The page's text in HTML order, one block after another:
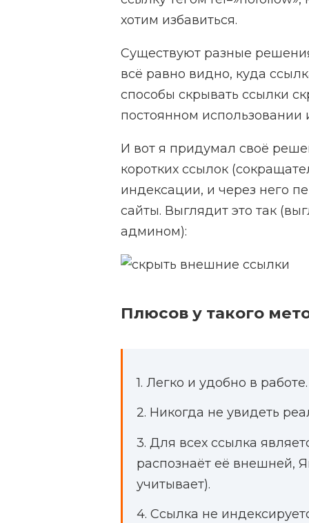
хотим избавиться.
Существуют разные
всё равно видно, куда
способы скрывать ссылки
постоянном
И вот я придумал своё
коротких ссылок
индексации, и через него
сайты. Выглядит это так
админом):
Плюсов у такого
1. Легко и удобно в работе.
2. Никогда не увидеть
3. Для всех ссылка
распознаёт её внешней,
учитывает).
4. Ссылка не